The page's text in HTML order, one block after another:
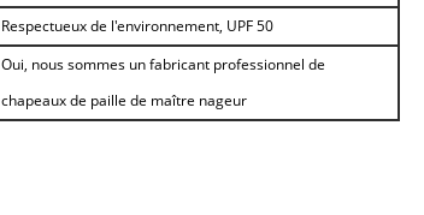
Respectueux de l'environnement, UPF 50
Oui, nous sommes un fabricant professionnel de
chapeaux de paille de maître nageur